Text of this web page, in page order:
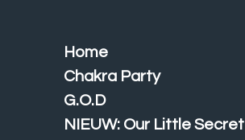
Home
Chakra Party
G.O.D
NIEUW: Our Little Secret